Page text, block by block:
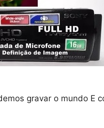
gravar o mundo E